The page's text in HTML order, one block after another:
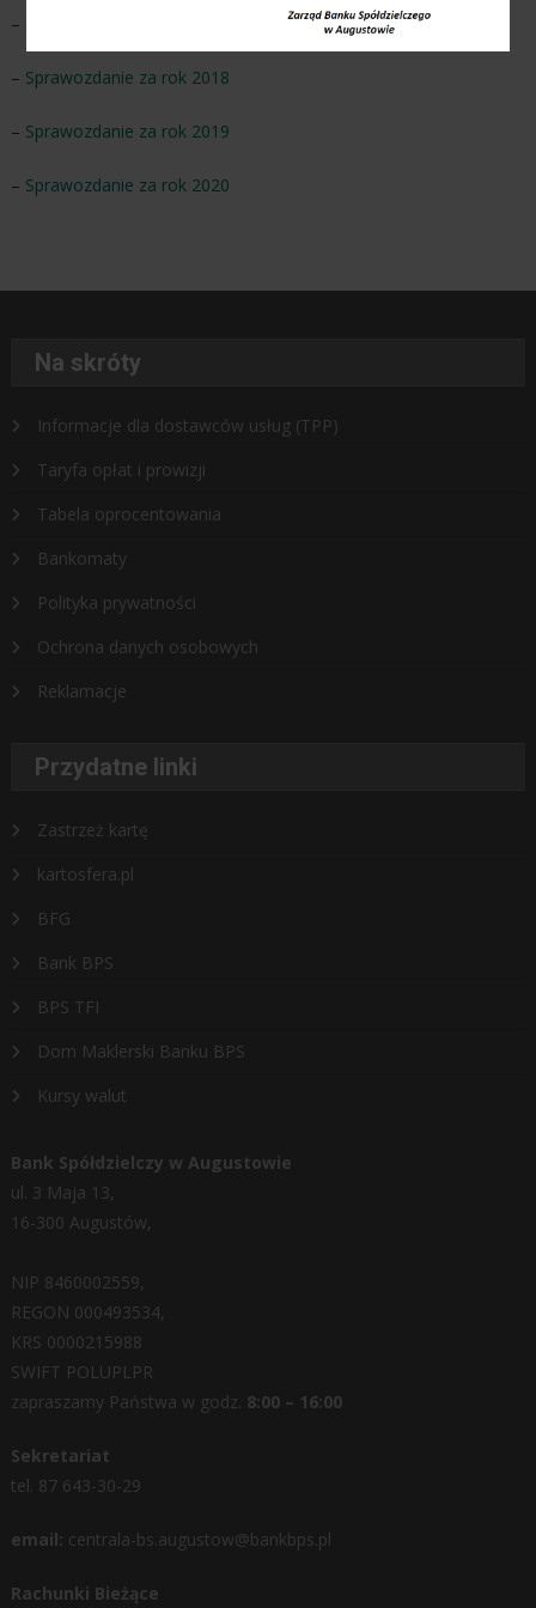
–
– Sprawozdanie za rok 2018
– Sprawozdanie za rok 2019
– Sprawozdanie za rok 2020
Na skróty
Informacje dla dostawców usług (TPP)
Taryfa opłat i prowizji
Tabela oprocentowania
Bankomaty
Polityka prywatności
Ochrona danych osobowych
Reklamacje
Przydatne linki
Zastrzeż kartę
kartosfera.pl
BFG
Bank BPS
BPS TFI
Dom Maklerski Banku BPS
Kursy walut
Bank Spółdzielczy w Augustowie
ul. 3 Maja 13,
16-300 Augustów,
NIP 8460002559,
REGON 000493534,
KRS 0000215988
SWIFT POLUPLPR
zapraszamy Państwa w godz. 8:00 – 16:00
Sekretariat
tel. 87 643-30-29
email: centrala-bs.augustow@bankbps.pl
Rachunki Bieżące